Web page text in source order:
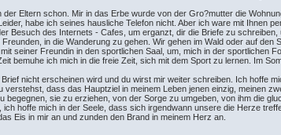
Eltern schon. Mir in das Erbe wurde von der Gro?mutter die
habe ich seines hausliche Telefon nicht. Aber ich ware mit Ihnen
Besuch des Internets - Cafes, um erganzt, dir die Briefe zu
in die Wanderung zu gehen. Wir gehen im Wald oder auf
seiner Freundin in den sportlichen Saal, um, mich in der sportlichen
bemuhe ich mich in die freie Zeit, sich mit dem Sport zu lernen. Im
nicht erscheinen wird und du wirst mir weiter schreiben. Ich hoffe
dass das Hauptziel in meinem Leben jenen einzig, meinen
begegnen, sie zu erziehen, von der Sorge zu umgeben, von ihm die
ich hoffe mich in der Seele, dass sich irgendwann unsere die Herze
Eis in mir an und zunden den Brand in meinem Herz an.